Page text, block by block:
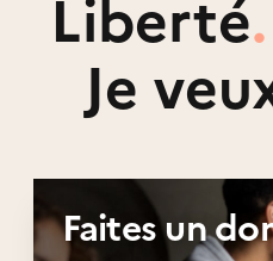
Liberté.
Je
Faites un